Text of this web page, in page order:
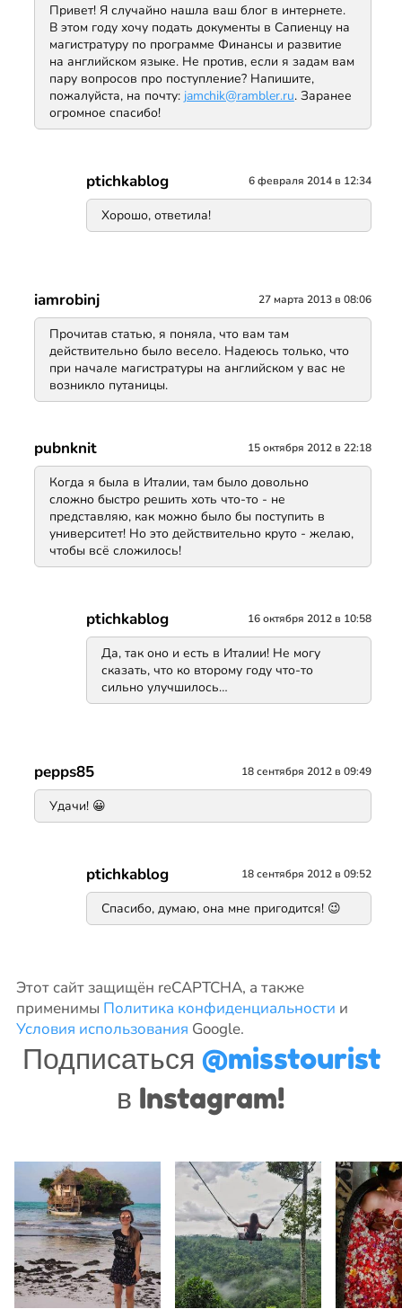
Привет! Я случайно нашла ваш блог в интернете.
В этом году хочу подать документы в Сапиенцу на
магистратуру по программе Финансы и развитие
на английском языке. Не против, если я задам вам
пару вопросов про поступление? Напишите,
пожалуйста, на почту: jamchik@rambler.ru. Заранее
огромное спасибо!
ptichkablog 6 февраля 2014 в 12:34
Хорошо, ответила!
iamrobinj 27 марта 2013 в 08:06
Прочитав статью, я поняла, что вам там
действительно было весело. Надеюсь только, что
при начале магистратуры на английском у вас не
возникло путаницы.
pubnknit 15 октября 2012 в 22:18
Когда я была в Италии, там было довольно
сложно быстро решить хоть что-то - не
представляю, как можно было бы поступить в
университет! Но это действительно круто - желаю,
чтобы всё сложилось!
ptichkablog 16 октября 2012 в 10:58
Да, так оно и есть в Италии! Не могу
сказать, что ко второму году что-то
сильно улучшилось…
pepps85 18 сентября 2012 в 09:49
Удачи! 😀
ptichkablog 18 сентября 2012 в 09:52
Спасибо, думаю, она мне пригодится! 😉
Этот сайт защищён reCAPTCHA, а также
применимы Политика конфиденциальности и
Условия использования Google.
Подписаться @misstourist
в Instagram!